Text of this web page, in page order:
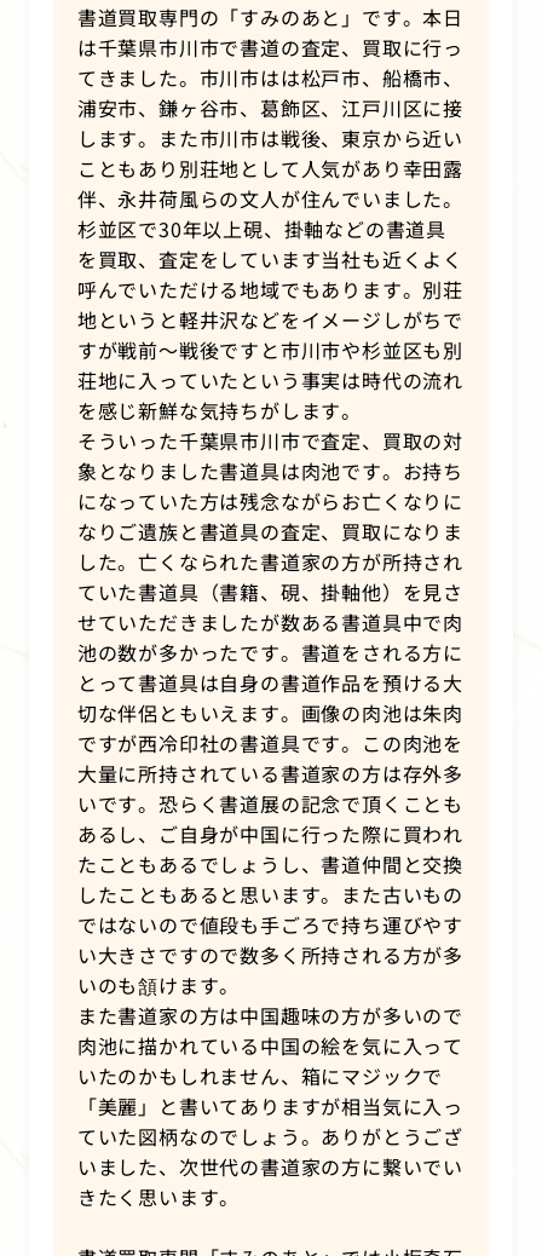
書道買取専門の「すみのあと」です。本日
は千葉県市川市で書道の査定、買取に行っ
てきました。市川市はは松戸市、船橋市、
浦安市、鎌ヶ谷市、葛飾区、江戸川区に接
します。また市川市は戦後、東京から近い
こともあり別荘地として人気があり幸田露
伴、永井荷風らの文人が住んでいました。
杉並区で30年以上硯、掛軸などの書道具
を買取、査定をしています当社も近くよく
呼んでいただける地域でもあります。別荘
地というと軽井沢などをイメージしがちで
すが戦前～戦後ですと市川市や杉並区も別
荘地に入っていたという事実は時代の流れ
を感じ新鮮な気持ちがします。
そういった千葉県市川市で査定、買取の対
象となりました書道具は肉池です。お持ち
になっていた方は残念ながらお亡くなりに
なりご遺族と書道具の査定、買取になりま
した。亡くなられた書道家の方が所持され
ていた書道具（書籍、硯、掛軸他）を見さ
せていただきましたが数ある書道具中で肉
池の数が多かったです。書道をされる方に
とって書道具は自身の書道作品を預ける大
切な伴侶ともいえます。画像の肉池は朱肉
ですが西冷印社の書道具です。この肉池を
大量に所持されている書道家の方は存外多
いです。恐らく書道展の記念で頂くことも
あるし、ご自身が中国に行った際に買われ
たこともあるでしょうし、書道仲間と交換
したこともあると思います。また古いもの
ではないので値段も手ごろで持ち運びやす
い大きさですので数多く所持される方が多
いのも頷けます。
また書道家の方は中国趣味の方が多いので
肉池に描かれている中国の絵を気に入って
いたのかもしれません、箱にマジックで
「美麗」と書いてありますが相当気に入っ
ていた図柄なのでしょう。ありがとうござ
いました、次世代の書道家の方に繋いでい
きたく思います。